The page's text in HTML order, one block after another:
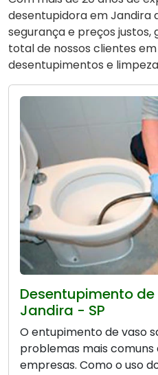
desentupidora em Jandira
segurança e preços
total de nossos clientes
desentupimentos e
Desentupimento
Jandira - SP
O entupimento de vaso
problemas mais comuns
empresas. Como o uso